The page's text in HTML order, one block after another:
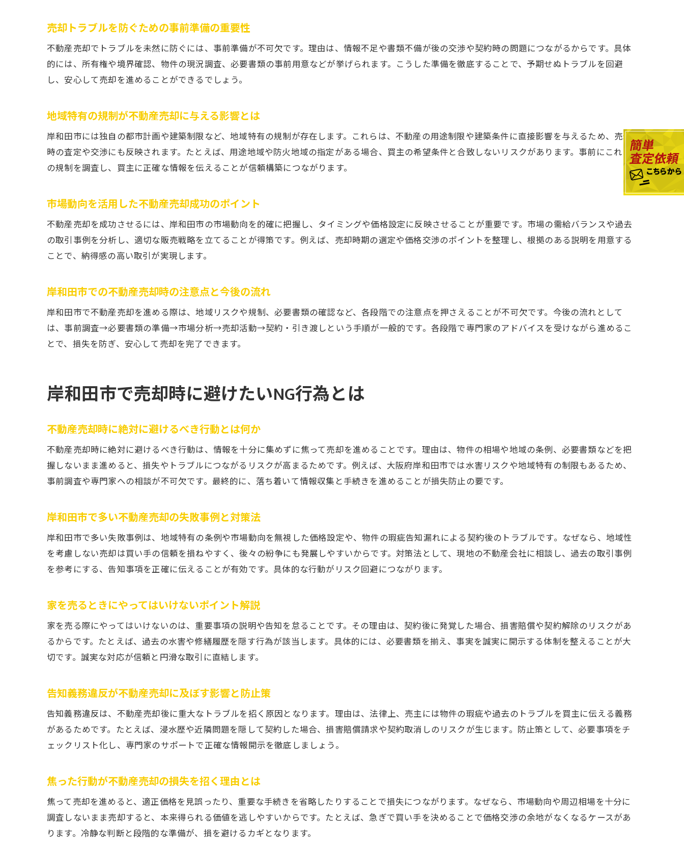
専門家に相談することが不動産売却成功の近道
安心して不動産売却を進めるための心得とは
手続きでミスを避けるための不動産売却準備術
必要書類の確認が不動産売却成功の第一歩
不動産売却で契約時に求められる準備と注意点
契約時にありがちな不動産売却の落とし穴とは
大阪府岸和田市での売却リスクを最小限に抑える方法
不動産売却のリスクを減らす具体的な対策
岸和田市特有の水害リスクと不動産売却への影響
リスクを最小限にするための売却タイミング選定
安心して不動産売却するためのリスク情報の集め方
トラブル回避のために知っておくべき事項
トラブル回避のための交渉術と心構え
不動産売却後に後悔しないための注意事項まとめ
地域特有の条例や市場動向を踏まえた売却戦略
岸和田市の条例を理解した不動産売却戦略
市場動向を活かした有利な不動産売却方法
条例遵守で安心の不動産売却を実現するコツ
市場の変化を捉えた不動産売却タイミングの見極め
不動産売却に強いプロが教える戦略的アプローチ
スムーズな不動産売却へ導く実践的なアドバイス
実体験から学ぶ不動産売却成功の秘訣
売却スケジュール管理でトラブルを防ぐ方法
交渉時に役立つ不動産売却のコミュニケーション術
不動産売却後の手続きをスムーズに行うポイント
売却トラブルを防ぐための事前準備の重要性
不動産売却でトラブルを未然に防ぐには、事前準備が不可欠です。理由は、情報不足や書類不備が後の交渉や契約時の問題につながるからです。具体
的には、所有権や境界確認、物件の現況調査、必要書類の事前用意などが挙げられます。こうした準備を徹底することで、予期せぬトラブルを回避
し、安心して売却を進めることができるでしょう。
地域特有の規制が不動産売却に与える影響とは
岸和田市には独自の都市計画や建築制限など、地域特有の規制が存在します。これらは、不動産の用途制限や建築条件に直接影響を与えるため、売却
時の査定や交渉にも反映されます。たとえば、用途地域や防火地域の指定がある場合、買主の希望条件と合致しないリスクがあります。事前にこれら
の規制を調査し、買主に正確な情報を伝えることが信頼構築につながります。
市場動向を活用した不動産売却成功のポイント
不動産売却を成功させるには、岸和田市の市場動向を的確に把握し、タイミングや価格設定に反映させることが重要です。市場の需給バランスや過去
の取引事例を分析し、適切な販売戦略を立てることが得策です。例えば、売却時期の選定や価格交渉のポイントを整理し、根拠のある説明を用意する
ことで、納得感の高い取引が実現します。
岸和田市での不動産売却時の注意点と今後の流れ
岸和田市で不動産売却を進める際は、地域リスクや規制、必要書類の確認など、各段階での注意点を押さえることが不可欠です。今後の流れとして
は、事前調査→必要書類の準備→市場分析→売却活動→契約・引き渡しという手順が一般的です。各段階で専門家のアドバイスを受けながら進めるこ
とで、損失を防ぎ、安心して売却を完了できます。
岸和田市で売却時に避けたいNG行為とは
不動産売却時に絶対に避けるべき行動とは何か
不動産売却時に絶対に避けるべき行動は、情報を十分に集めずに焦って売却を進めることです。理由は、物件の相場や地域の条例、必要書類などを把
握しないまま進めると、損失やトラブルにつながるリスクが高まるためです。例えば、大阪府岸和田市では水害リスクや地域特有の制限もあるため、
事前調査や専門家への相談が不可欠です。最終的に、落ち着いて情報収集と手続きを進めることが損失防止の要です。
岸和田市で多い不動産売却の失敗事例と対策法
岸和田市で多い失敗事例は、地域特有の条例や市場動向を無視した価格設定や、物件の瑕疵告知漏れによる契約後のトラブルです。なぜなら、地域性
を考慮しない売却は買い手の信頼を損ねやすく、後々の紛争にも発展しやすいからです。対策法として、現地の不動産会社に相談し、過去の取引事例
を参考にする、告知事項を正確に伝えることが有効です。具体的な行動がリスク回避につながります。
家を売るときにやってはいけないポイント解説
家を売る際にやってはいけないのは、重要事項の説明や告知を怠ることです。その理由は、契約後に発覚した場合、損害賠償や契約解除のリスクがあ
るからです。たとえば、過去の水害や修繕履歴を隠す行為が該当します。具体的には、必要書類を揃え、事実を誠実に開示する体制を整えることが大
切です。誠実な対応が信頼と円滑な取引に直結します。
告知義務違反が不動産売却に及ぼす影響と防止策
告知義務違反は、不動産売却後に重大なトラブルを招く原因となります。理由は、法律上、売主には物件の瑕疵や過去のトラブルを買主に伝える義務
があるためです。たとえば、浸水歴や近隣問題を隠して契約した場合、損害賠償請求や契約取消しのリスクが生じます。防止策として、必要事項をチ
ェックリスト化し、専門家のサポートで正確な情報開示を徹底しましょう。
焦った行動が不動産売却の損失を招く理由とは
焦って売却を進めると、適正価格を見誤ったり、重要な手続きを省略したりすることで損失につながります。なぜなら、市場動向や周辺相場を十分に
調査しないまま売却すると、本来得られる価値を逃しやすいからです。たとえば、急ぎで買い手を決めることで価格交渉の余地がなくなるケースがあ
ります。冷静な判断と段階的な準備が、損を避けるカギとなります。